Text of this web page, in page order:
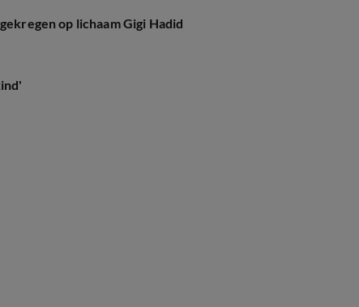
op lichaam Gigi Hadid